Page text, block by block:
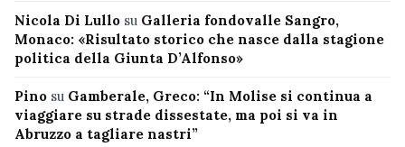
Nicola Di Lullo su Galleria fondovalle Sangro,
Monaco: «Risultato storico che nasce dalla stagione
politica della Giunta D’Alfonso»
Pino su Gamberale, Greco: “In Molise si continua a
viaggiare su strade dissestate, ma poi si va in
Abruzzo a tagliare nastri”